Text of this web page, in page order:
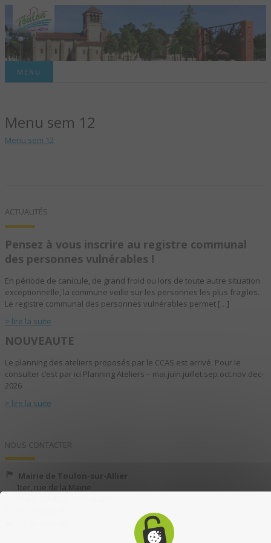
TOULON-SUR-
ALLIER – SITE
MENU
Menu sem 12
Menu sem 12
ACTUALITÉS
Pensez à vous inscrire au registre communal
des personnes vulnérables !
En période de canicule, de grand froid ou lors de toute autre situation
exceptionnelle, la commune veille sur les personnes les plus fragiles.
Le registre communal des personnes vulnérables permet […]
> lire la suite
NOUVEAUTE
Le planning des ateliers proposés par le CCAS est arrivé. Pour le
consulter c’est par ici Planning Ateliers – mai.juin.juillet.sep.oct.nov.dec-
2026
> lire la suite
NOUS CONTACTER
Mairie de Toulon-sur-Allier
1ter, rue de la Mairie